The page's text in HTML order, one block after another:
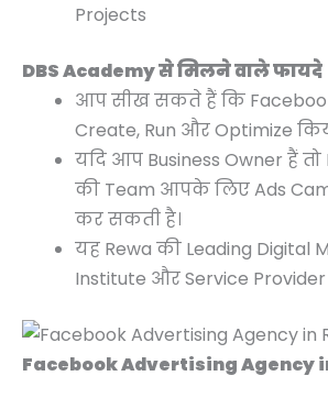
Projects
DBS Academy से मिलने वाले फायदे
आप सीख सकते हैं कि
Create, Run और Optimize
यदि आप Business Owner हैं तो
की Team आपके लिए Ads
कर सकती है।
यह Rewa की Leading Digital
Institute और Service Provider
Facebook Advertising Agency